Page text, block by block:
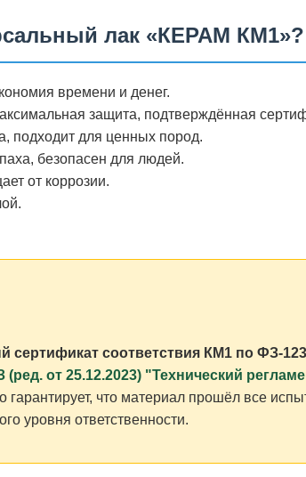
лак «КЕРАМ КМ1»?
времени и денег.
защита, подтверждённая
подходит для ценных пород.
безопасен для людей.
от коррозии.
сертификат соответствия КМ1 по ФЗ-123
от 25.12.2023) "Технический
гарантирует, что материал прошёл все
уровня ответственности.